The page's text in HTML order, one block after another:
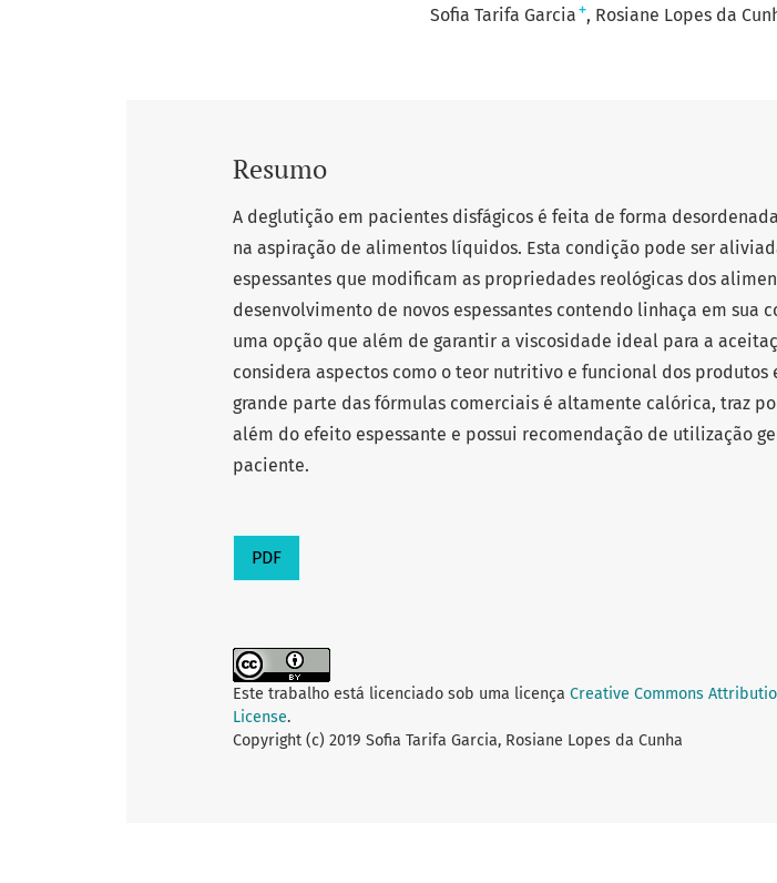
Sofia Tarifa Garcia + Rosiane Lopes da
Resumo
A deglutição em pacientes disfágicos é feita de forma
na aspiração de alimentos líquidos. Esta condição pode ser
espessantes que modificam as propriedades reológicas dos
desenvolvimento de novos espessantes contendo linhaça em sua
uma opção que além de garantir a viscosidade ideal para a
considera aspectos como o teor nutritivo e funcional dos produtos
grande parte das fórmulas comerciais é altamente calórica, traz
além do efeito espessante e possui recomendação de utilização
paciente.
PDF
Este trabalho está licenciado sob uma licença Creative Commons
License.
Copyright (c) 2019 Sofia Tarifa Garcia, Rosiane Lopes da Cunha